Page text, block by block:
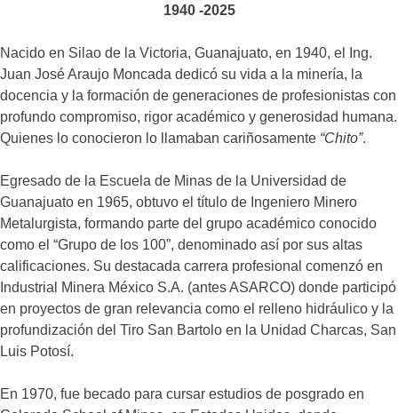
1940 -2025
Nacido en Silao de la Victoria, Guanajuato, en 1940, el Ing.
Juan José Araujo Moncada dedicó su vida a la minería, la
docencia y la formación de generaciones de profesionistas con
profundo compromiso, rigor académico y generosidad humana.
Quienes lo conocieron lo llamaban cariñosamente “Chito”.
Egresado de la Escuela de Minas de la Universidad de
Guanajuato en 1965, obtuvo el título de Ingeniero Minero
Metalurgista, formando parte del grupo académico conocido
como el “Grupo de los 100”, denominado así por sus altas
calificaciones. Su destacada carrera profesional comenzó en
Industrial Minera México S.A. (antes ASARCO) donde participó
en proyectos de gran relevancia como el relleno hidráulico y la
profundización del Tiro San Bartolo en la Unidad Charcas, San
Luis Potosí.
En 1970, fue becado para cursar estudios de posgrado en